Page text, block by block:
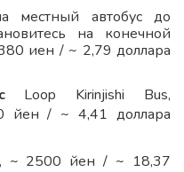
местный автобус до
на конечной
иен / ~ 2,79 доллара
Loop Kirinjishi Bus,
йен / ~ 4,41 доллара
~ 2500 йен / ~ 18,37